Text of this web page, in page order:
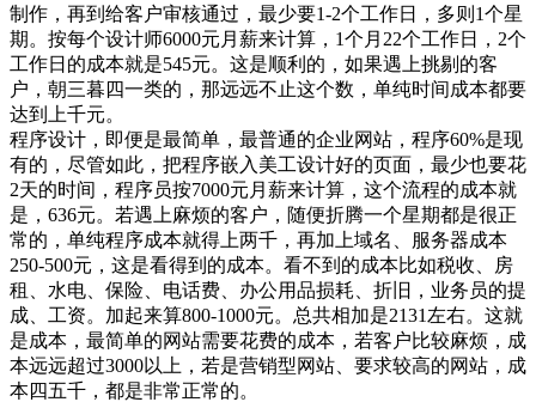
制作，再到给客户审核通过，最少要1-2个工作日，多则1个星
期。按每个设计师6000元月薪来计算，1个月22个工作日，2个
工作日的成本就是545元。这是顺利的，如果遇上挑剔的客
户，朝三暮四一类的，那远远不止这个数，单纯时间成本都要
达到上千元。
程序设计，即便是最简单，最普通的企业网站，程序60%是现
有的，尽管如此，把程序嵌入美工设计好的页面，最少也要花
2天的时间，程序员按7000元月薪来计算，这个流程的成本就
是，636元。若遇上麻烦的客户，随便折腾一个星期都是很正
常的，单纯程序成本就得上两千，再加上域名、服务器成本
250-500元，这是看得到的成本。看不到的成本比如税收、房
租、水电、保险、电话费、办公用品损耗、折旧，业务员的提
成、工资。加起来算800-1000元。总共相加是2131左右。这就
是成本，最简单的网站需要花费的成本，若客户比较麻烦，成
本远远超过3000以上，若是营销型网站、要求较高的网站，成
本四五千，都是非常正常的。